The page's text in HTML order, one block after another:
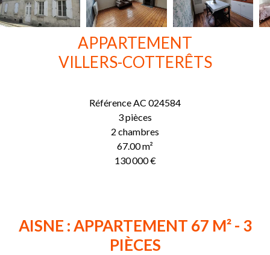
APPARTEMENT
VILLERS-COTTERÊTS
RéférenceAC 024584
3 pièces
2 chambres
67.00m²
130 000 €
AISNE : APPARTEMENT 67 M² - 3
PIÈCES